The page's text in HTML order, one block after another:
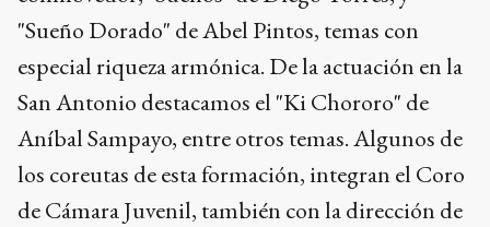
"Sueño Dorado" de Abel Pintos, temas con
especial riqueza armónica. De la actuación en la
San Antonio destacamos el "Ki Chororo" de
Aníbal Sampayo, entre otros temas. Algunos de
los coreutas de esta formación, integran el Coro
de Cámara Juvenil, también con la dirección de